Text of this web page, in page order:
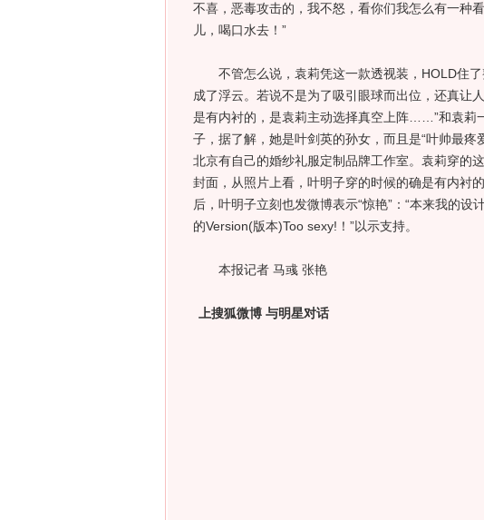
不喜，恶毒攻击的，我不怒，看你们我怎么有一种
儿，喝口水去！”
不管怎么说，袁莉凭这一款透视装，HOLD住了
成了浮云。若说不是为了吸引眼球而出位，还真让
是有内衬的，是袁莉主动选择真空上阵……”和袁莉
子，据了解，她是叶剑英的孙女，而且是“叶帅最
北京有自己的婚纱礼服定制品牌工作室。袁莉穿的
封面，从照片上看，叶明子穿的时候的确是有内衬
后，叶明子立刻也发微博表示“惊艳”：“本来我的
的Version(版本)Too sexy!！”以示支持。
本报记者 马彧 张艳
上搜狐微博 与明星对话